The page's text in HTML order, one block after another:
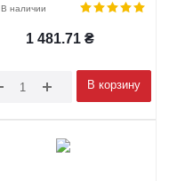
В наличии
1 481.71₴
В корзину